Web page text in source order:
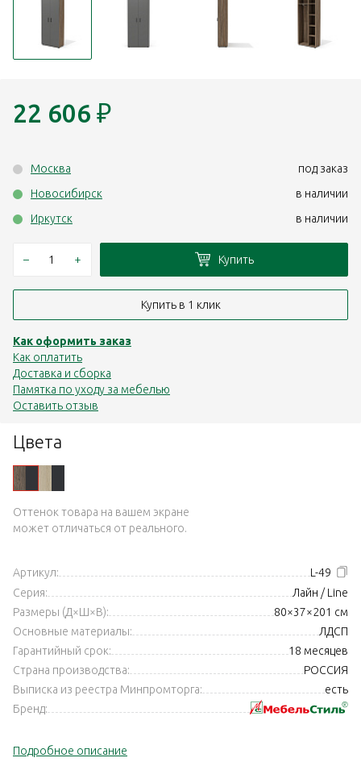
Цвета
Оттенок товара на вашем экране
может отличаться от реального.
Артикул:
L-49
Серия:
Лайн / Line
Размеры (Д×Ш×В):
80×37×201 см
Основные материалы:
ЛДСП
Гарантийный срок:
18 месяцев
Страна производства:
РОССИЯ
Выписка из реестра Минпромторга:
есть
Бренд:
Подробное описание
22 606 ₽
Москва
под заказ
Новосибирск
в наличии
Иркутск
в наличии
– + Купить
Купить в 1 клик
Как оформить заказ
Как оплатить
Доставка и сборка
Памятка по уходу за мебелью
Оставить отзыв